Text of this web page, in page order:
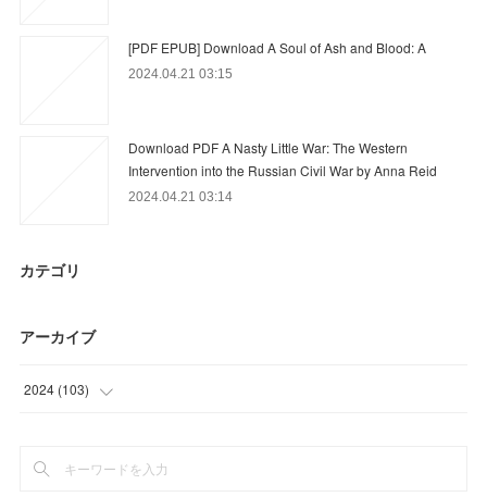
[PDF EPUB] Download A Soul of Ash and Blood: A
2024.04.21 03:15
Download PDF A Nasty Little War: The Western
Intervention into the Russian Civil War by Anna Reid
2024.04.21 03:14
カテゴリ
アーカイブ
2024 (103)
(